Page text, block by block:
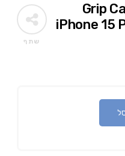
שתף
Grip
iPhone 15